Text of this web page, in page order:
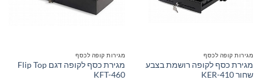
מגירות קופה לכסף
מגירת כסף לקופה רושמת בצבע
שחור KER-410
מגירות קופה לכסף
מגירת כסף לקופה דגם Flip Top
KFT-460